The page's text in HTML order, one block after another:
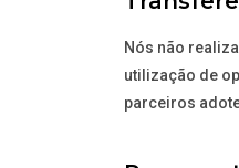
Nós não
utilização de
parceiros